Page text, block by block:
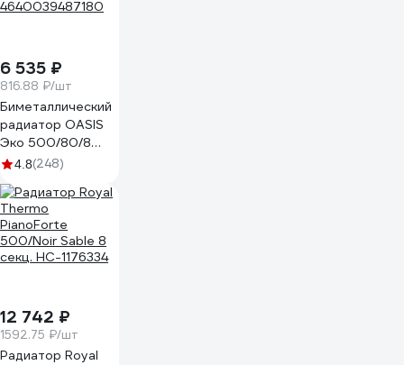
6 535 ₽
816.88 ₽/шт
Биметаллический
радиатор OASIS
Эко 500/80/8
4640039487180
4.8(248)
12 742 ₽
1592.75 ₽/шт
Радиатор Royal